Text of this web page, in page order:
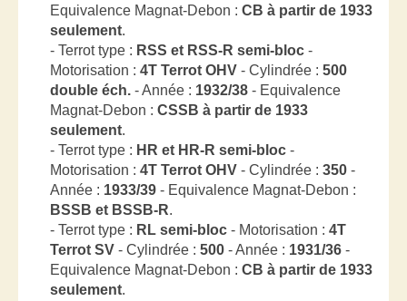
Equivalence Magnat-Debon : CB à partir de 1933
seulement.
- Terrot type : RSS et RSS-R semi-bloc -
Motorisation : 4T Terrot OHV - Cylindrée : 500
double éch. - Année : 1932/38 - Equivalence
Magnat-Debon : CSSB à partir de 1933
seulement.
- Terrot type : HR et HR-R semi-bloc -
Motorisation : 4T Terrot OHV - Cylindrée : 350 -
Année : 1933/39 - Equivalence Magnat-Debon :
BSSB et BSSB-R.
- Terrot type : RL semi-bloc - Motorisation : 4T
Terrot SV - Cylindrée : 500 - Année : 1931/36 -
Equivalence Magnat-Debon : CB à partir de 1933
seulement.